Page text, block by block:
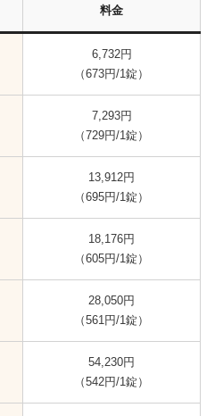
料金
6,732円
（673円/1錠）
7,293円
（729円/1錠）
13,912円
（695円/1錠）
18,176円
（605円/1錠）
28,050円
（561円/1錠）
54,230円
（542円/1錠）